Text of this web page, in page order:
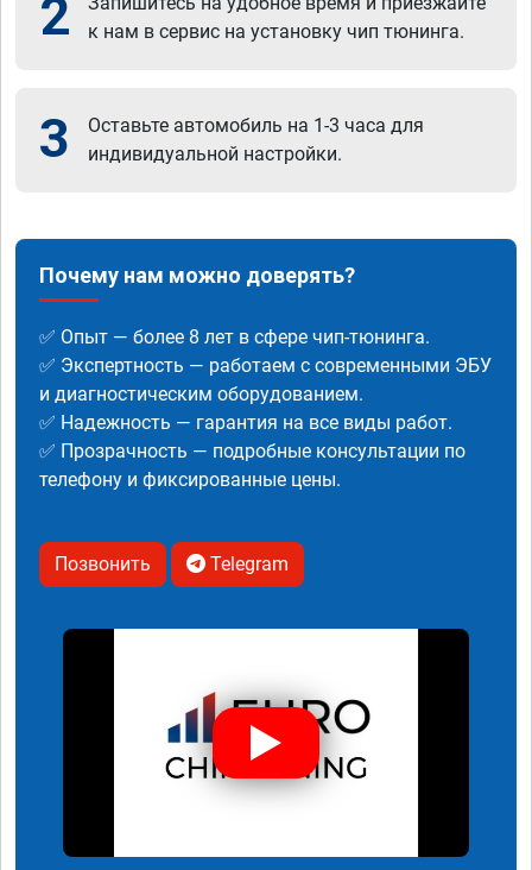
2
к нам в сервис на установку чип тюнинга.
3
Оставьте автомобиль на 1-3 часа для
индивидуальной настройки.
Почему нам можно доверять?
✅ Опыт — более 8 лет в сфере чип-тюнинга.
✅ Экспертность — работаем с современными ЭБУ
и диагностическим оборудованием.
✅ Надежность — гарантия на все виды работ.
✅ Прозрачность — подробные консультации по
телефону и фиксированные цены.
Позвонить Telegram